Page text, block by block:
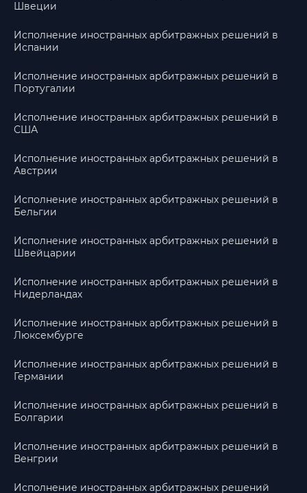
Швеции
Исполнение иностранных арбитражных решений в
Испании
Исполнение иностранных арбитражных решений в
Португалии
Исполнение иностранных арбитражных решений в
США
Исполнение иностранных арбитражных решений в
Австрии
Исполнение иностранных арбитражных решений в
Бельгии
Исполнение иностранных арбитражных решений в
Швейцарии
Исполнение иностранных арбитражных решений в
Нидерландах
Исполнение иностранных арбитражных решений в
Люксембурге
Исполнение иностранных арбитражных решений в
Германии
Исполнение иностранных арбитражных решений в
Болгарии
Исполнение иностранных арбитражных решений в
Венгрии
Исполнение иностранных арбитражных решений